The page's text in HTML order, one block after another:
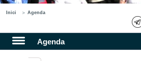
Inici Agenda
Agenda